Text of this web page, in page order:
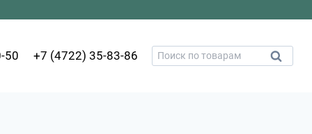
50 +7 (4722) 35-83-86 Искать: Поиск